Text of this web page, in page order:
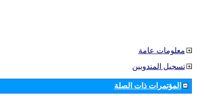
معلومات عامة
تسجيل المندوبين
المؤتمرات ذات الصلة